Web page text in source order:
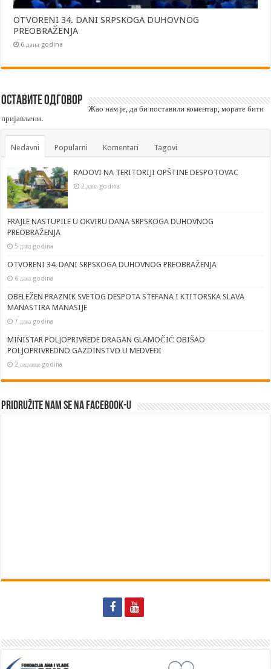
OTVORENI 34. DANI SRPSKOGA DUHOVNOG
PREOBRAŽENJA
6 дана godina
Оставите одговор
Жао нам је, да би поставили коментар, моратебити
пријављени.
Nedavni Popularni Komentari Tagovi
RADOVI NA TERITORIJI OPŠTINE DESPOTOVAC
2 дана godina
FRAJLE NASTUPILE U OKVIRU DANA SRPSKOGA DUHOVNOG
PREOBRAŽENJA
5 дана godina
OTVORENI 34. DANI SRPSKOGA DUHOVNOG PREOBRAŽENJA
6 дана godina
OBELEŽEN PRAZNIK SVETOG DESPOTA STEFANA I KTITORSKA SLAVA
MANASTIRA MANASIJE
7 дана godina
MINISTAR POLJOPRIVREDE DRAGAN GLAMOČIĆ OBIŠAO
POLJOPRIVREDNO GAZDINSTVO U MEDVEĐI
2 седмице godina
Pridružite nam se na Facebook-u